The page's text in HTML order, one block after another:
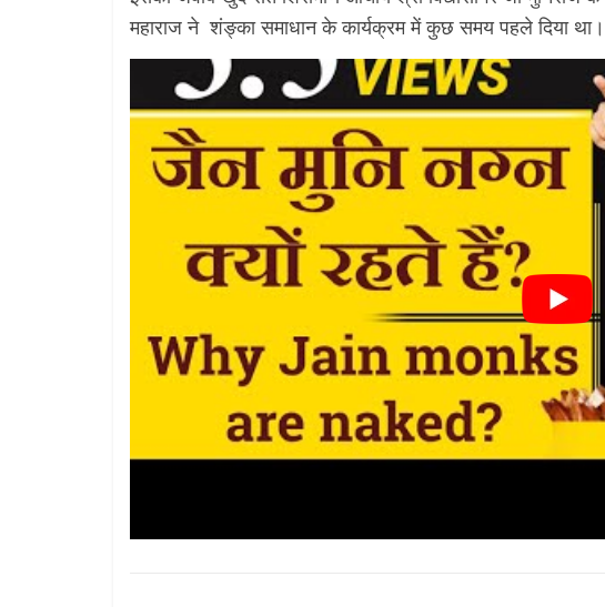
महाराज ने शंङ्का समाधान के कार्यक्रम में कुछ समय पहले दिया